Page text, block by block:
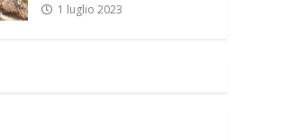
1 luglio 2023